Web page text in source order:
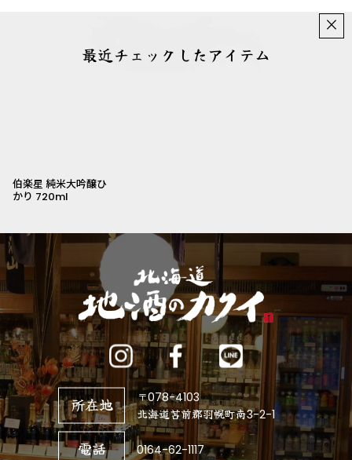
最近チェックしたアイテム
×
伯楽星 純米大吟醸ひ
かり 720ml
所在地
〒078-4103
北海道苫前郡羽幌町南3-2-1
電話 0164-62-1117